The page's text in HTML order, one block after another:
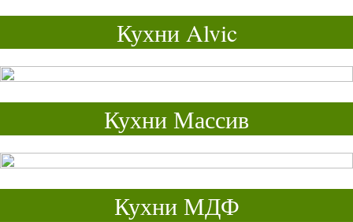
Кухни Alvic
Кухни Массив
Кухни МДФ